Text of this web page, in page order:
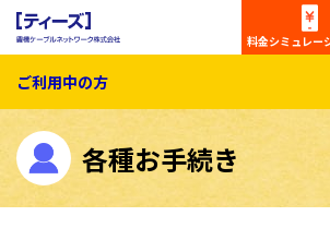
料金シミュレー
ご利用中の方
各種お手続き